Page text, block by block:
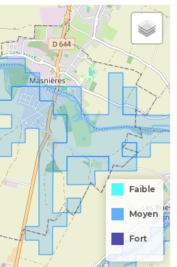
Faible
Moyen
Fort